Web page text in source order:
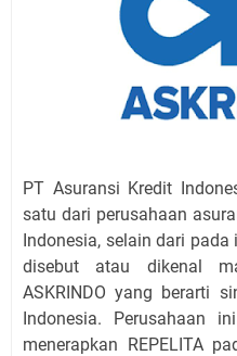
PT Asuransi Kredit
satu dari perusahaan
Indonesia, selain dari
disebut atau dikenal
ASKRINDO yang berarti
Indonesia. Perusahaan
menerapkan REPELITA